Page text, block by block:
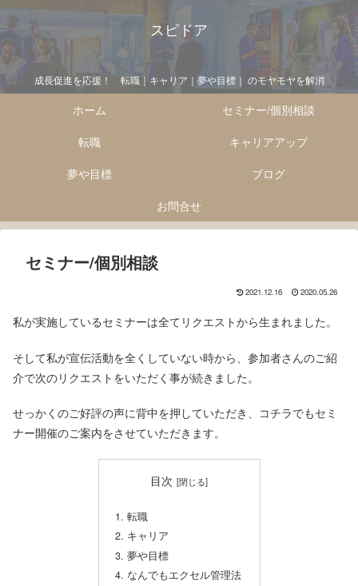
スピドア
成長促進を応援！ 転職｜キャリア｜夢や目標｜ のモヤモヤを解消
ホーム
セミナー/個別相談
転職
キャリアアップ
夢や目標
ブログ
お問合せ
セミナー/個別相談
2021.12.16 2020.05.26
私が実施しているセミナーは全てリクエストから生まれました。
そして私が宣伝活動を全くしていない時から、参加者さんのご紹
介で次のリクエストをいただく事が続きました。
せっかくのご好評の声に背中を押していただき、コチラでもセミ
ナー開催のご案内をさせていただきます。
目次
転職
キャリア
夢や目標
なんでもエクセル管理法